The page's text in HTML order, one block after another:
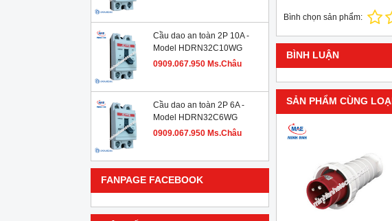
Cầu dao an toàn 2P 10A -
Model HDRN32C10WG
0909.067.950 Ms.Châu
Cầu dao an toàn 2P 6A -
Model HDRN32C6WG
0909.067.950 Ms.Châu
FANPAGE FACEBOOK
Bình chọn sản phẩm:
BÌNH LUẬN
SẢN PHẨM CÙNG LOẠI